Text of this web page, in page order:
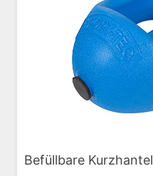
Befüllbare Kurzhantel